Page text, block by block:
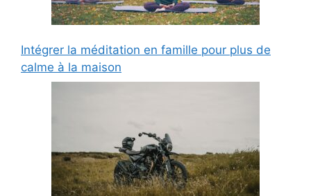
Intégrer la méditation en famille pour plus de
calme à la maison